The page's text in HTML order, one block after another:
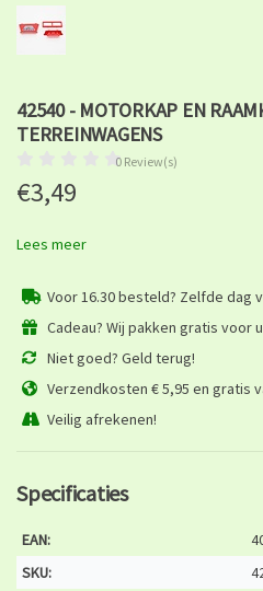
42540 - MOTORKAP EN
TERREINWAGENS
0 Review(s)
€3,49
Lees meer
Voor 16.30 besteld? Zelfde dag
Cadeau? Wij pakken gratis voor
Niet goed? Geld terug!
Verzendkosten € 5,95 en gratis
Veilig afrekenen!
Specificaties
EAN:
SKU: